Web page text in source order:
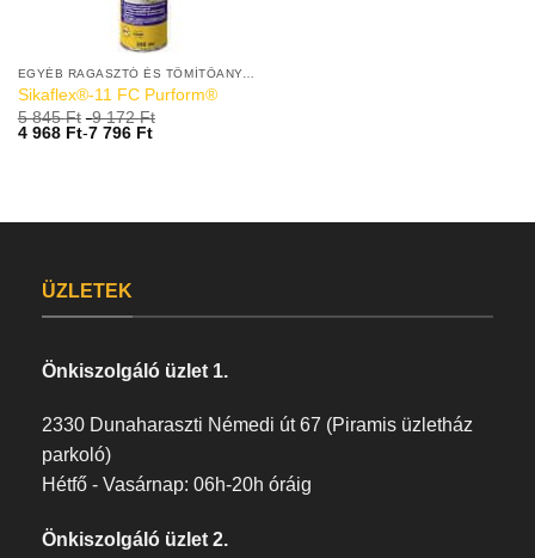
EGYÉB RAGASZTÓ ÉS TÖMÍTŐANYAGOK
Sikaflex®-11 FC Purform®
5 845Ft -9 172Ft
4 968 Ft-7 796 Ft
ÜZLETEK
Önkiszolgáló üzlet 1.
2330 Dunaharaszti Némedi út 67 (Piramis üzletház
parkoló)
Hétfő - Vasárnap: 06h-20h óráig
Önkiszolgáló üzlet 2.